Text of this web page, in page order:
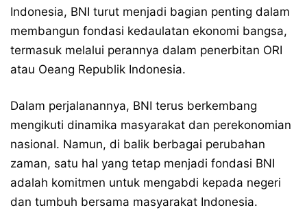
Indonesia, BNI turut menjadi bagian penting dalam
membangun fondasi kedaulatan ekonomi bangsa,
termasuk melalui perannya dalam penerbitan ORI
atau Oeang Republik Indonesia.
Dalam perjalanannya, BNI terus berkembang
mengikuti dinamika masyarakat dan perekonomian
nasional. Namun, di balik berbagai perubahan
zaman, satu hal yang tetap menjadi fondasi BNI
adalah komitmen untuk mengabdi kepada negeri
dan tumbuh bersama masyarakat Indonesia.